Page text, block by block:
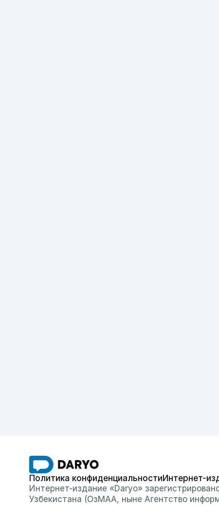
Политика конфиденциальностиИнтернет-
Интернет-издание «Daryo»
Узбекистана (ОзМАА, ныне Агентство